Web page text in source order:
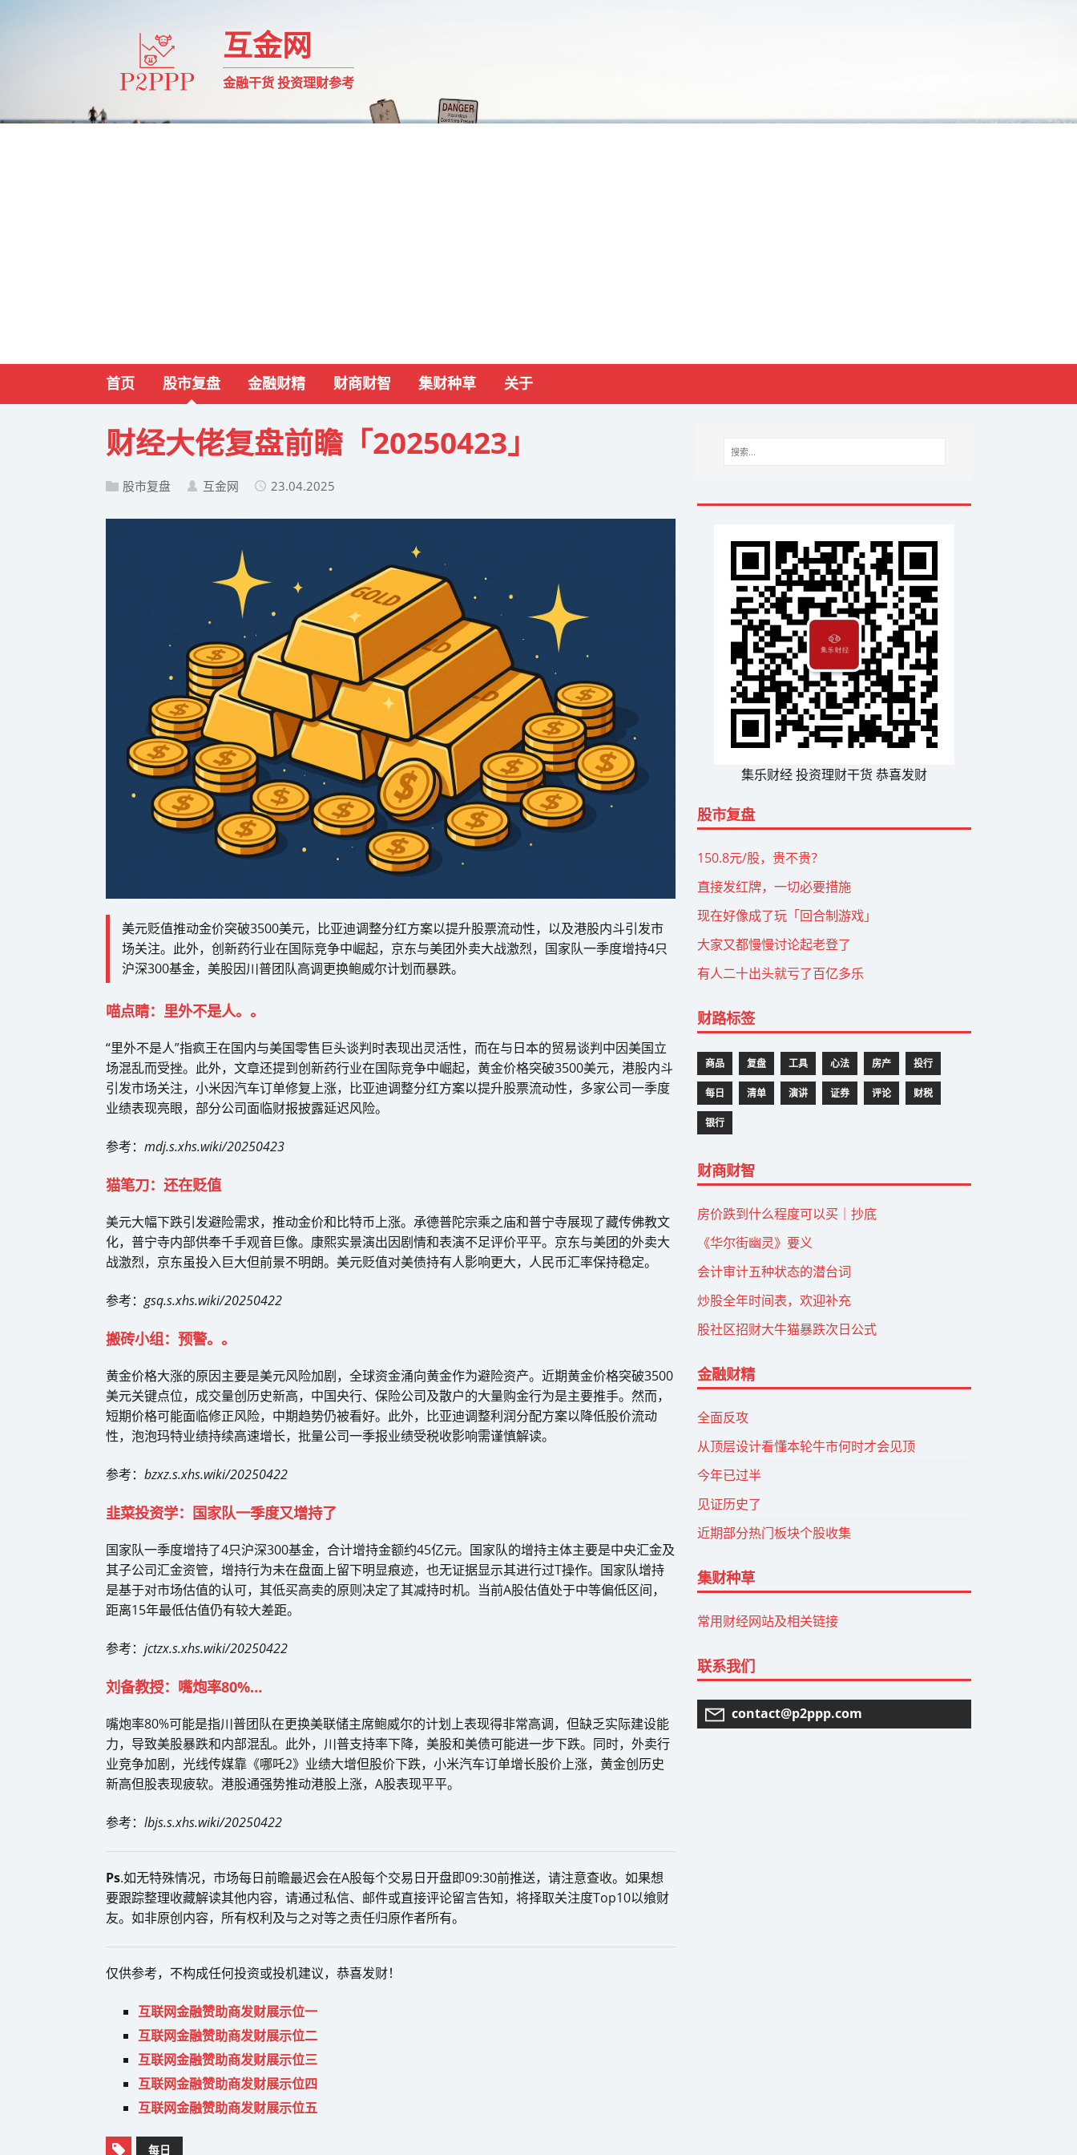
互金网
金融干货 投资理财参考
首页 股市复盘 金融财精 财商财智 集财种草 关于
财经大佬复盘前瞻「20250423」
股市复盘 互金网 23.04.2025
美元贬值推动金价突破3500美元，比亚迪调整分红方案以提升股票流动性，以及港股内斗引发市
场关注。此外，创新药行业在国际竞争中崛起，京东与美团外卖大战激烈，国家队一季度增持4只
沪深300基金，美股因川普团队高调更换鲍威尔计划而暴跌。
喵点睛：里外不是人。。
“里外不是人”指疯王在国内与美国零售巨头谈判时表现出灵活性，而在与日本的贸易谈判中因美国立
场混乱而受挫。此外，文章还提到创新药行业在国际竞争中崛起，黄金价格突破3500美元，港股内斗
引发市场关注，小米因汽车订单修复上涨，比亚迪调整分红方案以提升股票流动性，多家公司一季度
业绩表现亮眼，部分公司面临财报披露延迟风险。
参考： mdj.s.xhs.wiki/20250423
猫笔刀：还在贬值
美元大幅下跌引发避险需求，推动金价和比特币上涨。承德普陀宗乘之庙和普宁寺展现了藏传佛教文
化，普宁寺内部供奉千手观音巨像。康熙实景演出因剧情和表演不足评价平平。京东与美团的外卖大
战激烈，京东虽投入巨大但前景不明朗。美元贬值对美债持有人影响更大，人民币汇率保持稳定。
参考： gsq.s.xhs.wiki/20250422
搬砖小组：预警。。
黄金价格大涨的原因主要是美元风险加剧，全球资金涌向黄金作为避险资产。近期黄金价格突破3500
美元关键点位，成交量创历史新高，中国央行、保险公司及散户的大量购金行为是主要推手。然而，
短期价格可能面临修正风险，中期趋势仍被看好。此外，比亚迪调整利润分配方案以降低股价流动
性，泡泡玛特业绩持续高速增长，批量公司一季报业绩受税收影响需谨慎解读。
参考： bzxz.s.xhs.wiki/20250422
韭菜投资学：国家队一季度又增持了
国家队一季度增持了4只沪深300基金，合计增持金额约45亿元。国家队的增持主体主要是中央汇金及
其子公司汇金资管，增持行为未在盘面上留下明显痕迹，也无证据显示其进行过T操作。国家队增持
是基于对市场估值的认可，其低买高卖的原则决定了其减持时机。当前A股估值处于中等偏低区间，
距离15年最低估值仍有较大差距。
参考： jctzx.s.xhs.wiki/20250422
刘备教授：嘴炮率80%…
嘴炮率80%可能是指川普团队在更换美联储主席鲍威尔的计划上表现得非常高调，但缺乏实际建设能
力，导致美股暴跌和内部混乱。此外，川普支持率下降，美股和美债可能进一步下跌。同时，外卖行
业竞争加剧，光线传媒靠《哪吒2》业绩大增但股价下跌，小米汽车订单增长股价上涨，黄金创历史
新高但股表现疲软。港股通强势推动港股上涨，A股表现平平。
参考： lbjs.s.xhs.wiki/20250422
Ps.如无特殊情况，市场每日前瞻最迟会在A股每个交易日开盘即09:30前推送，请注意查收。如果想
要跟踪整理收藏解读其他内容，请通过私信、邮件或直接评论留言告知，将择取关注度Top10以飨财
友。如非原创内容，所有权利及与之对等之责任归原作者所有。
仅供参考，不构成任何投资或投机建议，恭喜发财！
互联网金融赞助商发财展示位一
互联网金融赞助商发财展示位二
互联网金融赞助商发财展示位三
互联网金融赞助商发财展示位四
互联网金融赞助商发财展示位五
每日
集乐财经 投资理财干货 恭喜发财
股市复盘
150.8元/股，贵不贵？
直接发红牌，一切必要措施
现在好像成了玩「回合制游戏」
大家又都慢慢讨论起老登了
有人二十出头就亏了百亿多乐
财路标签
商品 复盘 工具 心法 房产 投行
每日 清单 演讲 证券 评论 财税
银行
财商财智
房价跌到什么程度可以买｜抄底
《华尔街幽灵》要义
会计审计五种状态的潜台词
炒股全年时间表，欢迎补充
股社区招财大牛猫暴跌次日公式
金融财精
全面反攻
从顶层设计看懂本轮牛市何时才会见顶
今年已过半
见证历史了
近期部分热门板块个股收集
集财种草
常用财经网站及相关链接
联系我们
contact@p2ppp.com